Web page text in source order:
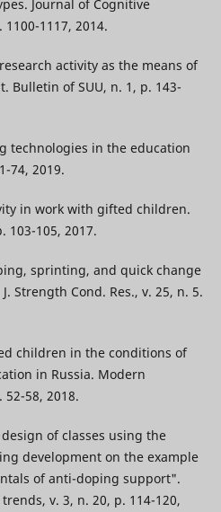
Journal of Cognitive
1117, 2014.
activity as the means of
Bulletin of SUU, n. 1, p. 143-
technologies in the education
74, 2019.
in work with gifted children.
103-105, 2017.
sprinting, and quick change
Strength Cond. Res., v. 25, n. 5.
children in the conditions of
in Russia. Modern
58, 2018.
design of classes using the
development on the example
of anti-doping support".
v. 3, n. 20, p. 114-120,